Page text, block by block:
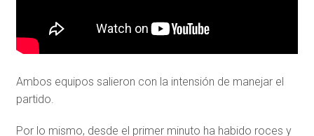
Ambos equipos salieron con la intensión de manejar el
partido.
Por lo mismo, desde el primer minuto ha habido roces y